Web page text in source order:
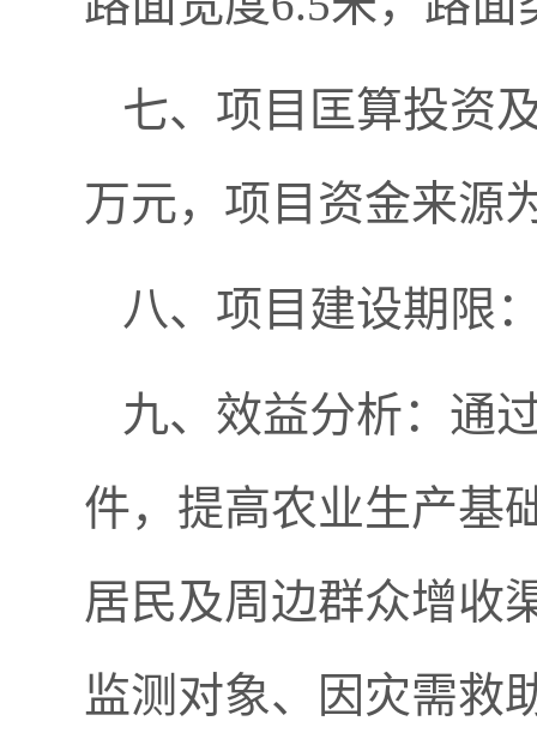
七、项目匡算投资
万元，项目资金来源
八、项目建设期限
九、效益分析：通
件，提高农业生产基
居民及周边群众增收
监测对象、因灾需救